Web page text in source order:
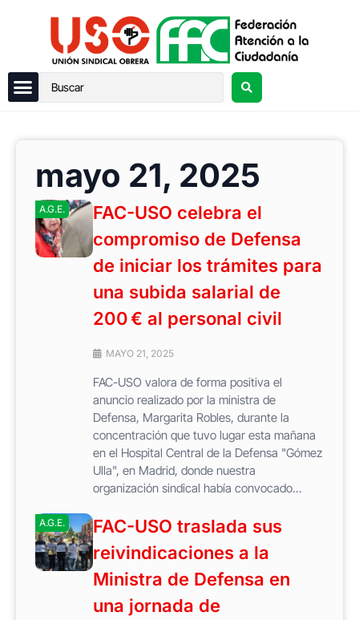
mayo 21, 2025
A.G.E.
FAC-USO celebra el
compromiso de Defensa
de iniciar los trámites para
una subida salarial de
200 € al personal civil
MAYO 21, 2025
FAC-USO valora de forma positiva el
anuncio realizado por la ministra de
Defensa, Margarita Robles, durante la
concentración que tuvo lugar esta mañana
en el Hospital Central de la Defensa "Gómez
Ulla", en Madrid, donde nuestra
organización sindical había convocado...
A.G.E.
FAC-USO traslada sus
reivindicaciones a la
Ministra de Defensa en
una jornada de